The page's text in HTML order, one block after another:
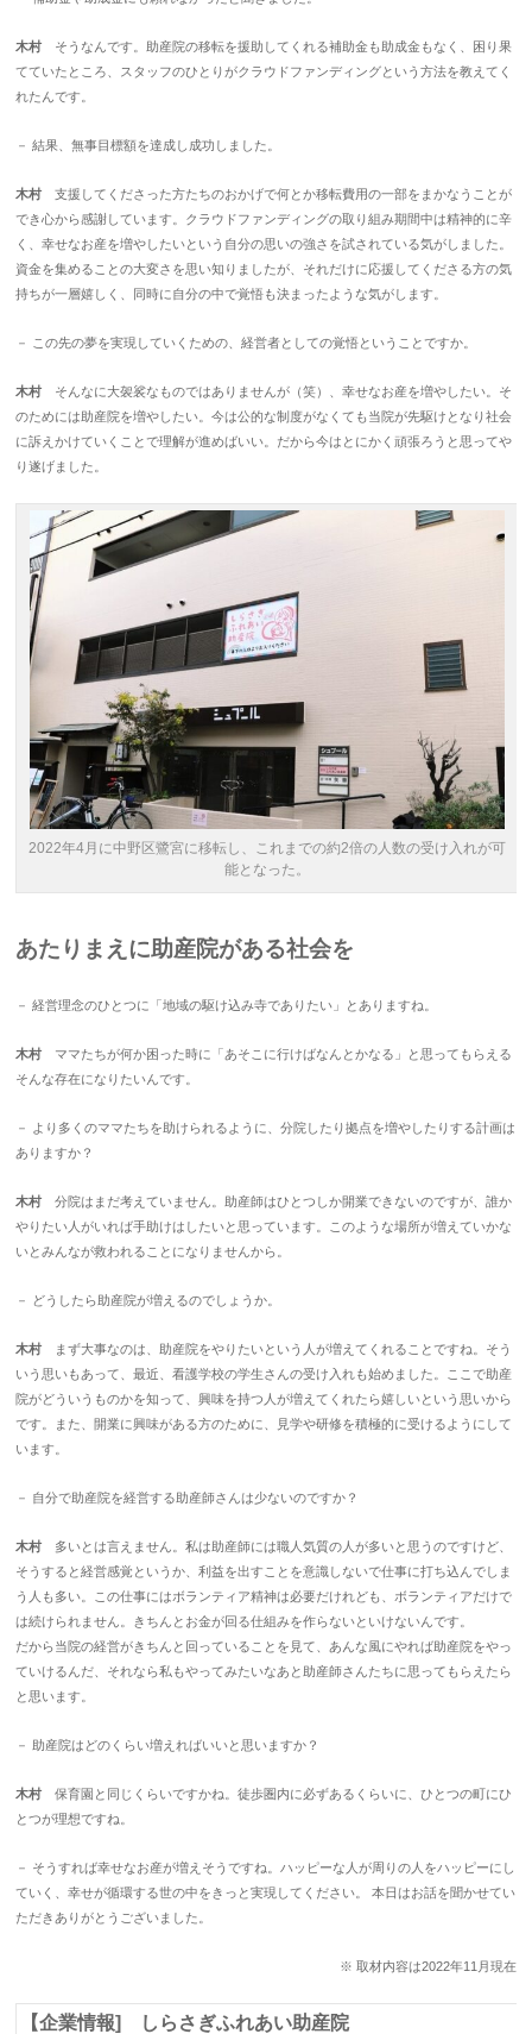
木村 そうなんです。助産院の移転を援助してくれる補助金も助成金もなく、困り果
てていたところ、スタッフのひとりがクラウドファンディングという方法を教えてく
れたんです。
－ 結果、無事目標額を達成し成功しました。
木村支援してくださった方たちのおかげで何とか移転費用の一部をまかなうことが
でき心から感謝しています。クラウドファンディングの取り組み期間中は精神的に辛
く、幸せなお産を増やしたいという自分の思いの強さを試されている気がしました。
資金を集めることの大変さを思い知りましたが、それだけに応援してくださる方の気
持ちが一層嬉しく、同時に自分の中で覚悟も決まったような気がします。
－ この先の夢を実現していくための、経営者としての覚悟ということですか。
木村 そんなに大袈裟なものではありませんが（笑）、幸せなお産を増やしたい。そ
のためには助産院を増やしたい。今は公的な制度がなくても当院が先駆けとなり社会
に訴えかけていくことで理解が進めばいい。だから今はとにかく頑張ろうと思ってや
り遂げました。
2022年4月に中野区鷺宮に移転し、これまでの約2倍の人数の受け入れが可
能となった。
あたりまえに助産院がある社会を
－ 経営理念のひとつに「地域の駆け込み寺でありたい」とありますね。
木村 ママたちが何か困った時に「あそこに行けばなんとかなる」と思ってもらえる
そんな存在になりたいんです。
－ より多くのママたちを助けられるように、分院したり拠点を増やしたりする計画は
ありますか？
木村分院はまだ考えていません。助産師はひとつしか開業できないのですが、誰か
やりたい人がいれば手助けはしたいと思っています。このような場所が増えていかな
いとみんなが救われることになりませんから。
－ どうしたら助産院が増えるのでしょうか。
木村
まず大事なのは、助産院をやりたいという人が増えてくれることですね。そう
いう思いもあって、最近、看護学校の学生さんの受け入れも始めました。ここで助産
院がどういうものかを知って、興味を持つ人が増えてくれたら嬉しいという思いから
です。また、開業に興味がある方のために、見学や研修を積極的に受けるようにして
います。
－ 自分で助産院を経営する助産師さんは少ないのですか？
木村 多いとは言えません。私は助産師には職人気質の人が多いと思うのですけど、
そうすると経営感覚というか、利益を出すことを意識しないで仕事に打ち込んでしま
う人も多い。この仕事にはボランティア精神は必要だけれども、ボランティアだけで
は続けられません。きちんとお金が回る仕組みを作らないといけないんです。
だから当院の経営がきちんと回っていることを見て、あんな風にやれば助産院をやっ
ていけるんだ、それなら私もやってみたいなあと助産師さんたちに思ってもらえたら
と思います。
－ 助産院はどのくらい増えればいいと思いますか？
木村保育園と同じくらいですかね。徒歩圏内に必ずあるくらいに、ひとつの町にひ
とつが理想ですね。
－ そうすれば幸せなお産が増えそうですね。ハッピーな人が周りの人をハッピーにし
ていく、幸せが循環する世の中をきっと実現してください。 本日はお話を聞かせてい
ただきありがとうございました。
※ 取材内容は2022年11月現在
【企業情報] しらさぎふれあい助産院